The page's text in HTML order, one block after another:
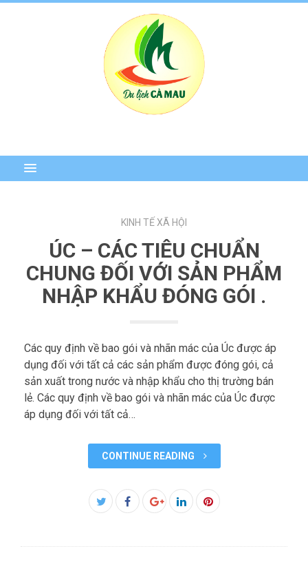
KINH TẾ XÃ HỘI
ÚC – CÁC TIÊU CHUẨN
CHUNG ĐỐI VỚI SẢN PHẨM
NHẬP KHẨU ĐÓNG GÓI .
Các quy định về bao gói và nhãn mác của Úc được áp
dụng đối với tất cả các sản phẩm được đóng gói, cả
sản xuất trong nước và nhập khẩu cho thị trường bán
lẻ. Các quy định về bao gói và nhãn mác của Úc được
áp dụng đối với tất cả…
CONTINUE READING
Facebook